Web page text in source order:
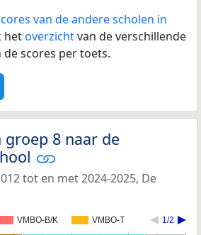
van de andere scholen in
hetoverzichtvan de verschillende
scores per toets.
8 naar de
tot en met 2024-2025, De
VMBO-B/K VMBO-T 1/2